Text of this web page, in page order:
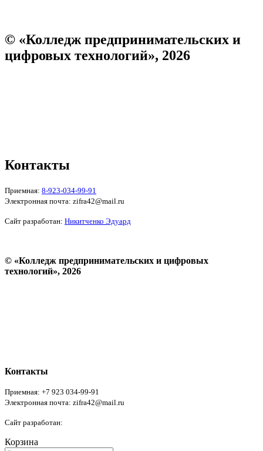
© «Колледж предпринимательских и
цифровых технологий», 2026
Контакты
Приемная: 8-923-034-99-91
Электронная почта: zifra42@mail.ru
Сайт разработан: Никитченко Эдуард
© «Колледж предпринимательских и цифровых
технологий», 2026
Контакты
Приемная: +7 923 034-99-91
Электронная почта: zifra42@mail.ru
Сайт разработан:
Корзина